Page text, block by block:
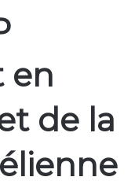
en
de la